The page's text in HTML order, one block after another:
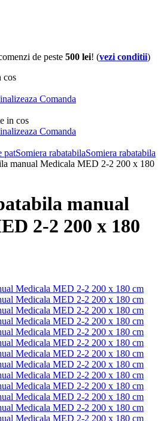
de peste 500 lei! (vezi conditii)
cos
Comanda
in cos
Comanda
patSomiera rabatabilaSomiera rabatabila
manual Medicala MED 2-2 200 x 180
manual
2-2 200 x 180